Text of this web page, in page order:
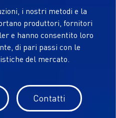
i nostri metodi e la
produttori, fornitori
e hanno consentito loro
di pari passi con le
del mercato.
Contatti